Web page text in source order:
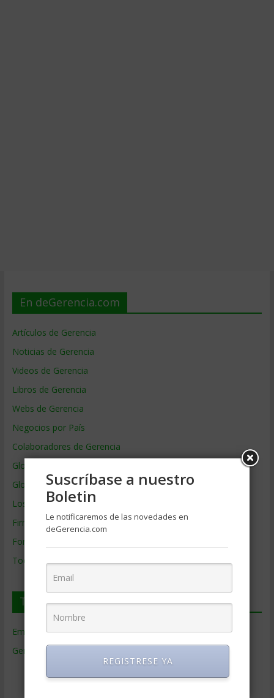
En deGerencia.com
Artículos de Gerencia
Noticias de Gerencia
Videos de Gerencia
Libros de Gerencia
Webs de Gerencia
Negocios por País
Colaboradores de Gerencia
Glosario
Glosario Inglés – Español
Los mejores MBA
Firmas de Gerencia
Formación de Gerencia
Todos los Temas
Temas de Gerencia
Empresas de Gerencia(38)
Gerencia
Ciencias Económicas(80)
Suscríbase a nuestro
Boletin
Le notificaremos de las novedades en
deGerencia.com
REGISTRESE YA